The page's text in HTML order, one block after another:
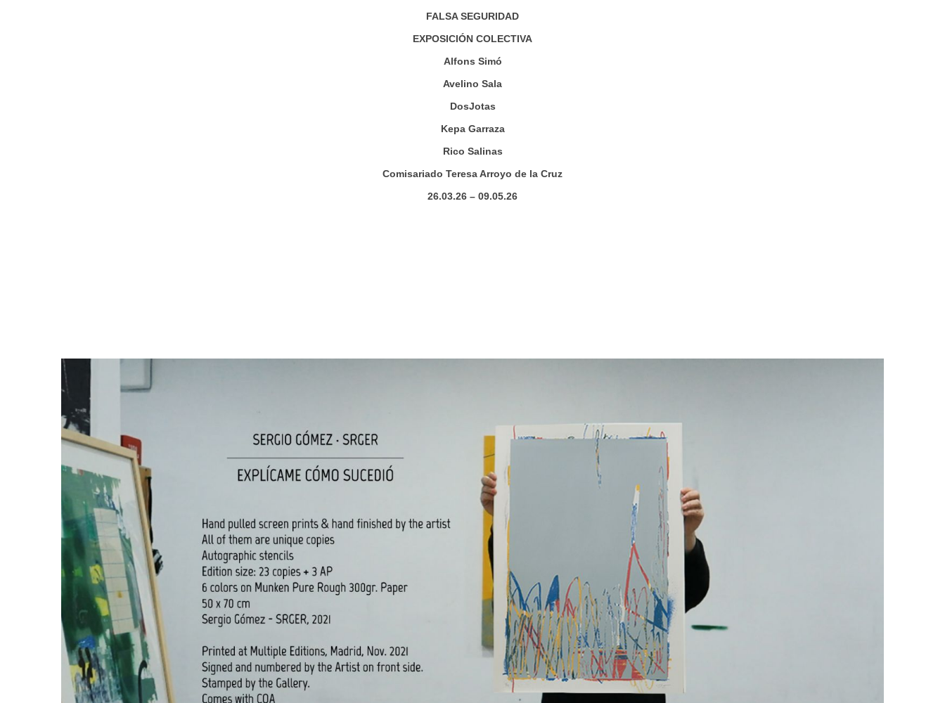
FALSA SEGURIDAD
EXPOSICIÓN COLECTIVA
Alfons Simó
Avelino Sala
DosJotas
Kepa Garraza
Rico Salinas
Comisariado Teresa Arroyo de la Cruz
26.03.26 – 09.05.26